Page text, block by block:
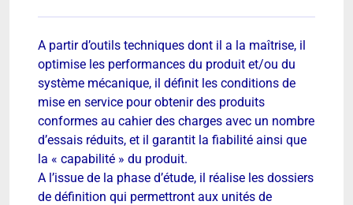
A partir d’outils techniques dont il a la maîtrise, il
optimise les performances du produit et/ou du
système mécanique, il définit les conditions de
mise en service pour obtenir des produits
conformes au cahier des charges avec un nombre
d’essais réduits, et il garantit la fiabilité ainsi que
la « capabilité » du produit.
A l’issue de la phase d’étude, il réalise les dossiers
de définition qui permettront aux unités de